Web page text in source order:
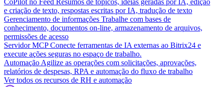
CoPilot no Feed Resumos de tópicos, ideias geradas por IA, edição
e criação de texto, respostas escritas por IA, tradução de texto
Gerenciamento de informações Trabalhe com bases de
conhecimento, documentos on-line, armazenamento de arquivos,
permissões de acesso
Servidor MCP Conecte ferramentas de IA externas ao Bitrix24 e
execute ações seguras no espaço de trabalho.
Automação Agilize as operações com solicitações, aprovações,
relatórios de despesas, RPA e automação do fluxo de trabalho
Ver todos os recursos de RH e automação